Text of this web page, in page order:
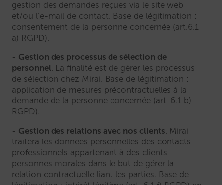
gestion des demandes reçues via le site web
et/ou l’e-mail de contact. Base de légitimation :
consentement de la personne concernée (art.6.1
a) RGPD).
Gestion des processus de sélection de
personnel . La finalité est de gérer les processus
de sélection chez Mirai. Base de légitimation :
application de mesures précontractuelles à la
demande de la personne concernée (art. 6.1 b)
RGPD).
Gestion des relations avec nos clients . Mirai
traitera les données personnelles des contacts
professionnels appartenant à des clients
personnes morales dans le but de gérer la
relation contractuelle liant les parties. Base de